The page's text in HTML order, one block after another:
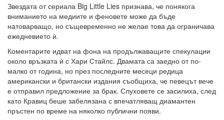
Звездата от сериала Big Little Lies признава, че понякога
вниманието на медиите и феновете може да бъде
натоварващо, но същевременно не желае това да ограничава
ежедневието ѝ.
Коментарите идват на фона на продължаващите спекулации
около връзката ѝ с Хари Стайлс. Двамата са заедно от по-
малко от година, но през последните месеци редица
американски и британски издания съобщиха, че певецът вече
е отправил предложение за брак. Слуховете се засилиха, след
като Кравиц беше забелязана с впечатляващ диамантен
пръстен по време на няколко публични появи.